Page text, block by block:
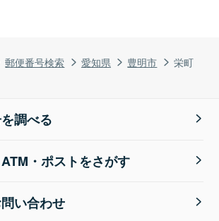
郵便番号検索 愛知県 豊明市 栄町
調べる
・ポストをさがす
い合わせ